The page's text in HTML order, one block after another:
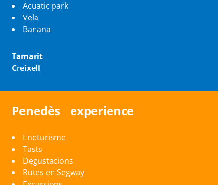
Acuatic park
Vela
Banana
Tamarit
Creixell
Penedès experience
Enoturisme
Tasts
Degustacions
Rutes en Segway